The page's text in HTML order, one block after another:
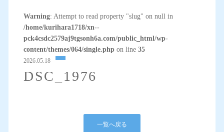
Warning: Attempt to read property "slug" on null in
/home/kurihara1718/xn--
pck4csdc2579aj9tgsonh6a.com/public_html/wp-
content/themes/064/single.phpon line 35
2026.05.18
DSC_1976
一覧へ戻る